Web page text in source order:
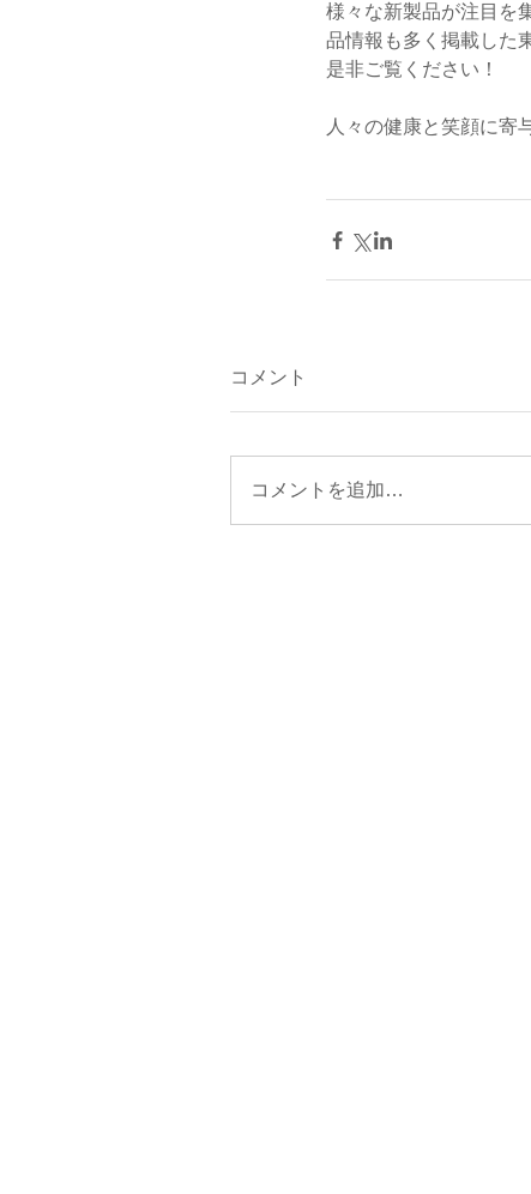
様々な新製品が注目を
品情報も多く掲載した
是非ご覧ください！
人々の健康と笑顔に寄
コメント
コメントを追加…